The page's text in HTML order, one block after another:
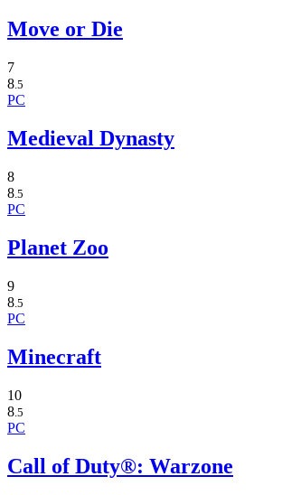
Move or Die
7
8.5
PC
Medieval Dynasty
8
8.5
PC
Planet Zoo
9
8 .5
PC
Minecraft
10
8 .5
PC
Call of Duty®: Warzone